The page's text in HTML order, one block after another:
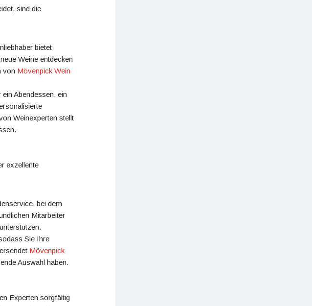
sind die
bietet
Weine entdecken
von Mövenpick Wein
Abendessen, ein
Weinexperten stellt
exzellente
bei dem
Mitarbeiter
Sie Ihre
Mövenpick
Auswahl haben.
Experten sorgfältig